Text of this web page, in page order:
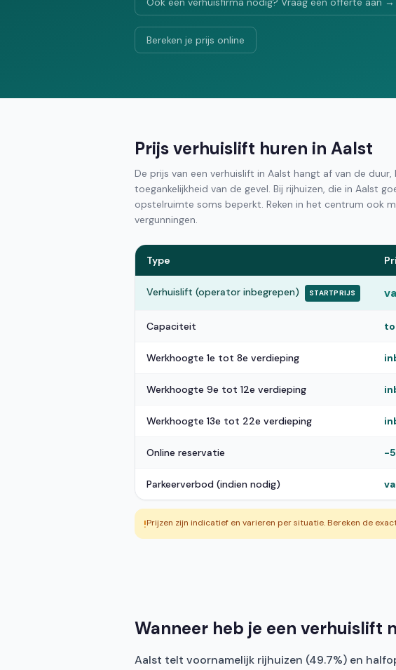
Bereken je prijs online
Prijs verhuislift huren in Aalst
De prijs van een verhuislift in Aalst hangt af van de
toegankelijkheid van de gevel. Bij rijhuizen, die in Aalst
opstelruimte soms beperkt. Reken in het centrum ook
vergunningen.
Type
Verhuislift (operator inbegrepen) STARTPRIJS
Capaciteit
Werkhoogte 1e tot 8e verdieping
Werkhoogte 9e tot 12e verdieping
Werkhoogte 13e tot 22e verdieping
Online reservatie -
Parkeerverbod (indien nodig)
!Prijzen zijn indicatief en varieren per situatie. Bereken de
Wanneer heb je een verhuislift
Aalst telt voornamelijk rijhuizen (49.7%) en